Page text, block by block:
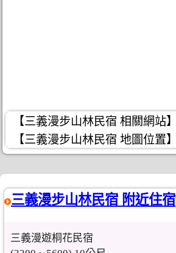
【三義漫步山林民宿 相關網站】
【三義漫步山林民宿 地圖位置】
三義漫步山林民宿 附近住宿
三義漫遊桐花民宿